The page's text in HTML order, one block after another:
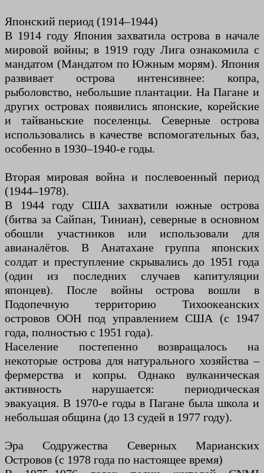
Японский период (1914–1944)
В 1914 году Япония захватила острова в начале
мировой войны; в 1919 году Лига ознакомила с
мандатом (Мандатом по Южным морям). Япония
развивает острова интенсивнее: копра,
рыболовство, небольшие плантации. На Пагане и
других островах появились японские, корейские
и тайваньские поселенцы. Северные острова
использовались в качестве вспомогательных баз,
особенно в 1930–1940-е годы.
Вторая мировая война и послевоенный период
(1944–1978).
В 1944 году США захватили южные острова
(битва за Сайпан, Тиниан), северные в основном
обошли участников или использовали для
авианалётов. В Анатахане группа японских
солдат и преступление скрывались до 1951 года
(один из последних случаев капитуляции
японцев). После войны острова вошли в
Подопечную территорию Тихоокеанских
островов ООН под управлением США (с 1947
года, полностью с 1951 года).
Население постепенно возвращалось на
некоторые острова для натурального хозяйства –
фермерства и копры. Однако вулканическая
активность нарушается: периодическая
эвакуация. В 1970-е годы в Пагане была школа и
небольшая община (до 13 судей в 1977 году).
Эра Содружества Северных Марианских
Островов (с 1978 года по настоящее время)